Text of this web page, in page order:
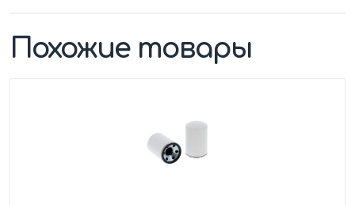
Похожие товары